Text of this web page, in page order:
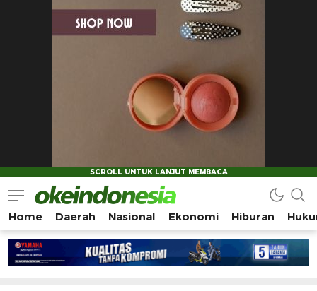
Okeindonesia.Online
Mengonlinekan Indonesia Secara Utuh
Home Daerah Nasional Ekonomi Hiburan